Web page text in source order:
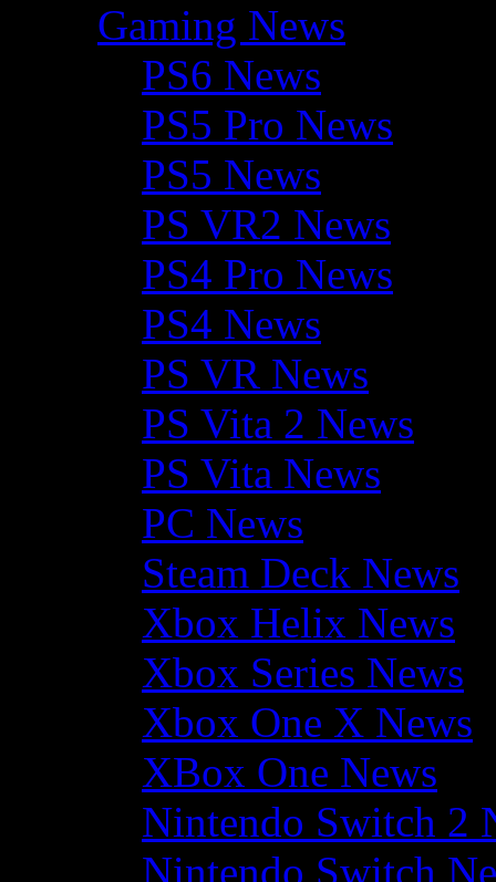
Gaming News
PS6 News
PS5 Pro News
PS5 News
PS VR2 News
PS4 Pro News
PS4 News
PS VR News
PS Vita 2 News
PS Vita News
PC News
Steam Deck News
Xbox Helix News
Xbox Series News
Xbox One X News
XBox One News
Nintendo Switch 2
Nintendo Switch